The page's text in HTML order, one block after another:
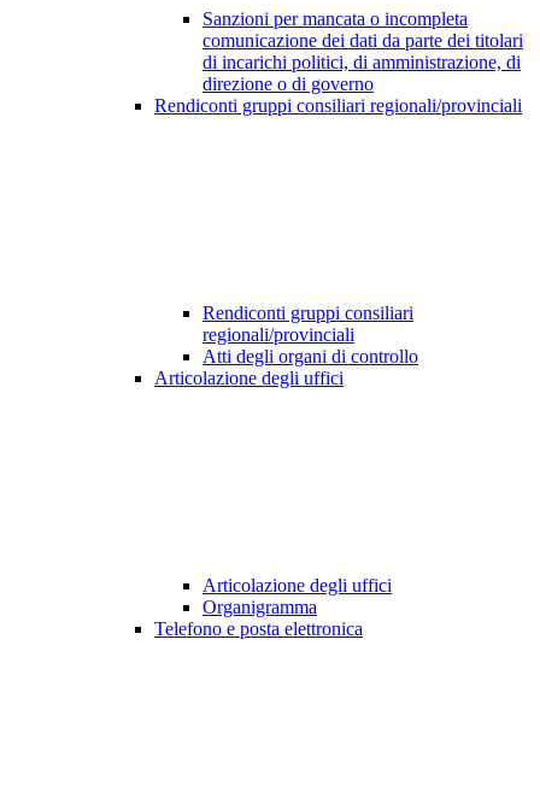
Sanzioni per mancata o incompleta
comunicazione dei dati da parte dei titolari
di incarichi politici, di amministrazione, di
direzione o di governo
Rendiconti gruppi consiliari regionali/provinciali
Rendiconti gruppi consiliari
regionali/provinciali
Atti degli organi di controllo
Articolazione degli uffici
Articolazione degli uffici
Organigramma
Telefono e posta elettronica